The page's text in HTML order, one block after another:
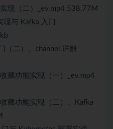
现（二）_ev.mp4 538.77M
与 Kafka 入门
（二）、channel 详解
藏功能实现（一）_ev.mp4
藏功能实现（二）、Kafka